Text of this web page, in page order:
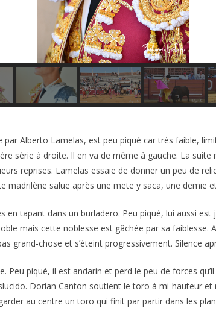
par Alberto Lamelas, est peu piqué car très faible,
série à droite. Il en va de même à gauche. La suite
reprises. Lamelas essaie de donner un peu de
madrilène salue après une mete y saca, une demie
en tapant dans un burladero. Peu piqué, lui aussi
mais cette noblesse est gâchée par sa faiblesse.
grand-chose et s’éteint progressivement. Silence
Peu piqué, il est andarin et perd le peu de forces qu’il
Dorian Canton soutient le toro à mi-hauteur et
au centre un toro qui finit par partir dans les